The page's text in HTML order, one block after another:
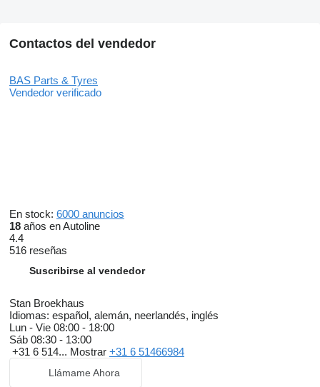
Contactos del vendedor
BAS Parts & Tyres
Vendedor verificado
En stock: 6000 anuncios
18 años en Autoline
4.4
516 reseñas
Suscribirse al vendedor
Stan Broekhaus
Idiomas: español, alemán, neerlandés, inglés
Lun - Vie 08:00 - 18:00
Sáb 08:30 - 13:00
+31 6 514... Mostrar +31 6 51466984
Llámame Ahora